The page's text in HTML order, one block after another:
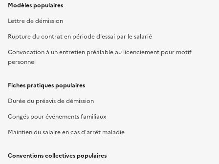
Modèles populaires
Lettre de démission
Rupture du contrat en période d'essai par le salarié
Convocation à un entretien préalable au licenciement pour motif
personnel
Fiches pratiques populaires
Durée du préavis de démission
Congés pour événements familiaux
Maintien du salaire en cas d'arrêt maladie
Conventions collectives populaires